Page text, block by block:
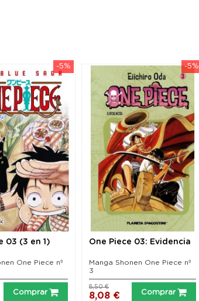
-5%
03 (3 en 1)
One Piece nº
Comprar
-5%
One Piece 03: Evidencia
Manga Shonen One Piece nº
3
8,08 €
8,50 €
Comprar